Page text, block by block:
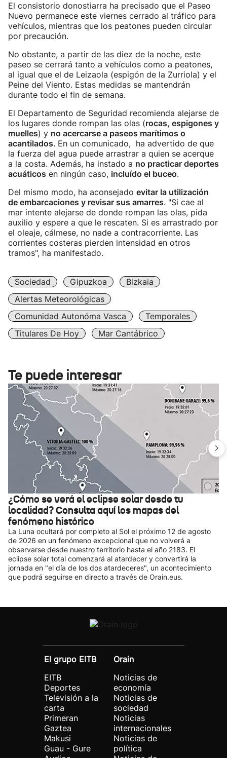
El consistorio donostiarra ha precisado que el Paseo
Nuevo permanece este viernes cerrado al tráfico para
vehículos, mientras que los peatones pueden circular
por precaución.
No obstante, a partir de las diez de la noche, este
paseo se cerrará tanto a vehículos como a peatones,
al igual que el de Leizaola (espigón de la Zurriola) y el
Peine del Viento. Estas medidas se mantendrán
durante todo el fin de semana.
El Departamento de Seguridad recomienda alejarse de
los lugares donde rompan las olas (rocas, espigones y
muelles) y no acercarse a paseos marítimos o
acantilados. En un comunicado, ha advertido de que
la fuerza del agua puede arrastrar a quien se acerque
a la costa. Además, ha instado a no practicar deportes
acuáticos en ningún caso, incluído el buceo.
Del mismo modo, ha aconsejado evitar la utilización
de embarcaciones y revisar sus amarres. "Si cae al
mar intente alejarse de donde rompan las olas, pida
auxilio y espere a que le rescaten. Si es arrastrado por
el oleaje, cálmese, no nade a contracorriente. Las
corrientes costeras pierden intensidad en otros
tramos", ha manifestado.
Sociedad Gipuzkoa
Bizkaia
Alertas Meteorológicas
Comunidad Autonóma Vasca
Temporales
Titulares De Hoy
Mar Cantábrico
Te puede interesar
¿Cómo se verá el eclipse solar desde tu
localidad? Consulta aquí los mapas del
fenómeno histórico
La Luna ocultará por completo al Sol el próximo 12 de agosto
de 2026 en un fenómeno excepcional que no volverá a
observarse desde nuestro territorio hasta el año 2183. El
eclipse solar total comenzará al atardecer y convertirá la
jornada en "el día de los dos atardeceres", un acontecimiento
que podrá seguirse en directo a través de Orain.eus.
El grupo EITB
EITB
Deportes
Televisión a la
carta
Primeran
Gaztea
Makusi
Guau - Gure
Orain
Noticias de
economía
Noticias de
sociedad
Noticias
internacionales
Noticias de
política